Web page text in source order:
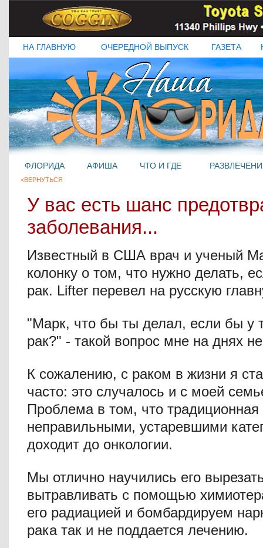
НА ГЛАВНУЮ ОЧЕРЕДНОЙ ВЫПУСК ГАЗЕТА
ФЛОРИДА АФИША ЧТО И ГДЕ
<ВЕРНУТЬСЯ
У вас есть шанс
заболевания...
Известный в США врач и ученый
колонку о том, что нужно делать,
рак. Lifter перевел на русскую
"Марк, что бы ты делал, если бы у
рак?" - такой вопрос мне на днях
К сожалению, с раком в жизни я
часто: это случалось и с моей
Проблема в том, что
неправильными, устаревшими
доходит до онкологии.
Мы отлично научились его
вытравливать с помощью
его радиацией и бомбардируем
рака так и не поддается лечению.